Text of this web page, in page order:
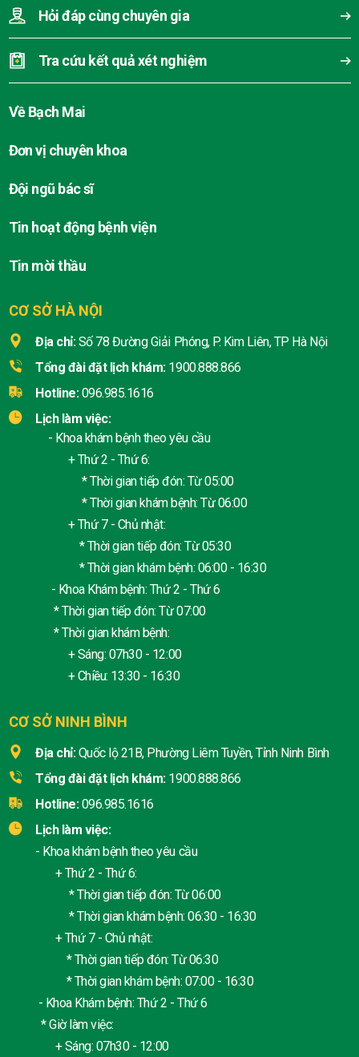
CƠ SỞ HÀ NỘI
Địa chỉ: Số 78 Đường Giải Phóng, P. Kim Liên, TP Hà Nội
Tổng đài đặt lịch khám: 1900.888.866
Hotline: 096.985.1616
Lịch làm việc:
- Khoa khám bệnh theo yêu cầu
+ Thứ 2 - Thứ 6:
* Thời gian tiếp đón: Từ 05:00
* Thời gian khám bệnh: Từ 06:00
+ Thứ 7 - Chủ nhật:
* Thời gian tiếp đón: Từ 05:30
* Thời gian khám bệnh: 06:00 - 16:30
- Khoa Khám bệnh: Thứ 2 - Thứ 6
* Thời gian tiếp đón: Từ 07:00
* Thời gian khám bệnh:
+ Sáng: 07h30 - 12:00
+ Chiều: 13:30 - 16:30
CƠ SỞ NINH BÌNH
Địa chỉ: Quốc lộ 21B, Phường Liêm Tuyền, Tỉnh Ninh Bình
Tổng đài đặt lịch khám: 1900.888.866
Hotline: 096.985.1616
Lịch làm việc:
- Khoa khám bệnh theo yêu cầu
+ Thứ 2 - Thứ 6:
* Thời gian tiếp đón: Từ 06:00
* Thời gian khám bệnh: 06:30 - 16:30
+ Thứ 7 - Chủ nhật:
* Thời gian tiếp đón: Từ 06:30
* Thời gian khám bệnh: 07:00 - 16:30
- Khoa Khám bệnh: Thứ 2 - Thứ 6
* Giờ làm việc:
+ Sáng: 07h30 - 12:00
Hỏi đáp cùng chuyên gia
Tra cứu kết quả xét nghiệm
Về Bạch Mai
Đơn vị chuyên khoa
Đội ngũ bác sĩ
Tin hoạt động bệnh viện
Tin mời thầu